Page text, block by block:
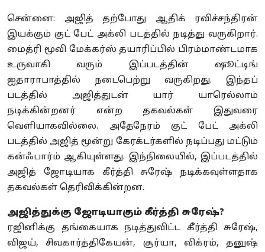
சென்னை: அஜித் தற்போது ஆதிக் ரவிச்சந்திரன்
இயக்கும் குட் பேட் அக்லி படத்தில் நடித்து வருகிறார்.
மைத்ரி மூவி மேக்கர்ஸ் தயாரிப்பில் பிரம்மாண்டமாக
உருவாகி வரும் இப்படத்தின் ஷூட்டிங்
ஐதாராபாத்தில் நடைபெற்று வருகிறது. இந்தப்
படத்தில் அஜித்துடன் யார் யாரெல்லாம்
நடிக்கின்றனர் என்ற தகவல்கள் இதுவரை
வெளியாகவில்லை. அதேநேரம் குட் பேட் அக்லி
படத்தில் அஜித் மூன்று கேரக்டர்களில் நடிப்பது மட்டும்
கன்ஃபார்ம் ஆகியுள்ளது. இந்நிலையில், இப்படத்தில்
அஜித் ஜோடியாக கீர்த்தி சுரேஷ் நடிக்கவுள்ளதாக
தகவல்கள் தெரிவிக்கின்றன.
அஜித்துக்கு ஜோடியாகும் கீர்த்தி சுரேஷ்?
ரஜினிக்கு தங்கையாக நடித்துவிட்ட கீர்த்தி சுரேஷ்,
விஜய், சிவகார்த்திகேயன், சூர்யா, விக்ரம், தனுஷ்